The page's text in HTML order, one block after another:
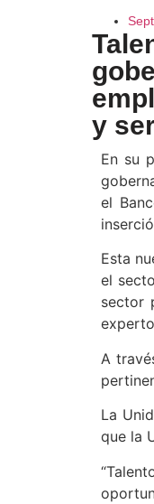
y
En su
el
Esta
el
sector
A
La
que la